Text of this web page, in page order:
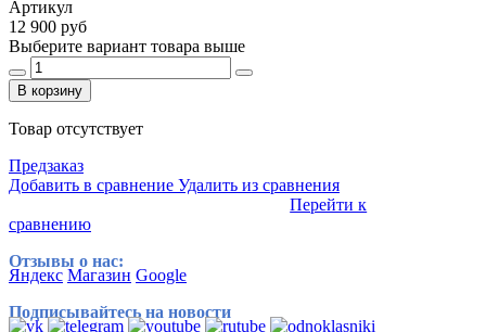
Артикул
12 900 руб
Выберите вариант товара выше
В корзину
Товар отсутствует
Предзаказ
Добавить в сравнение Удалить из сравнения
Перейти к
сравнению
Отзывы о нас:
Яндекс Магазин Google
Подписывайтесь на новости